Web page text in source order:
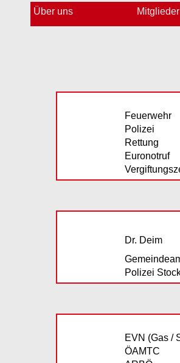
Über uns Mitglieder
Feuerwehr
Polizei
Rettung
Euronotruf
Dr. Deim
Polizei
EVN (Gas /
ÖAMTC